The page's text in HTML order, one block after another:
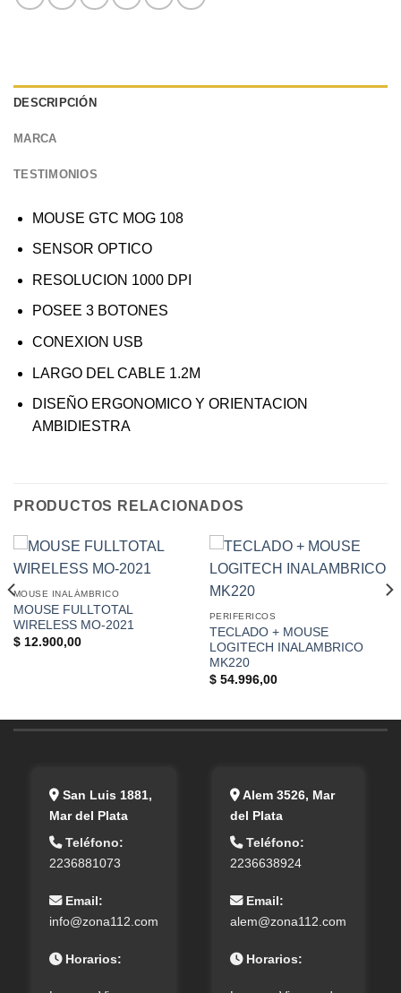
DESCRIPCIÓN
MARCA
TESTIMONIOS
MOUSE GTC MOG 108
SENSOR OPTICO
RESOLUCION 1000 DPI
POSEE 3 BOTONES
CONEXION USB
LARGO DEL CABLE 1.2M
DISEÑO ERGONOMICO Y ORIENTACION
AMBIDIESTRA
PRODUCTOS RELACIONADOS
MOUSE INALÁMBRICO
MOUSE FULLTOTAL
WIRELESS MO-2021
$12.900,00
PERIFERICOS
TECLADO + MOUSE
LOGITECH INALAMBRICO
MK220
$54.996,00
San Luis 1881,
Mar del Plata
Teléfono:
2236881073
Email:
info@zona112.com
Horarios:
Alem 3526, Mar
del Plata
Teléfono:
2236638924
Email:
alem@zona112.com
Horarios: